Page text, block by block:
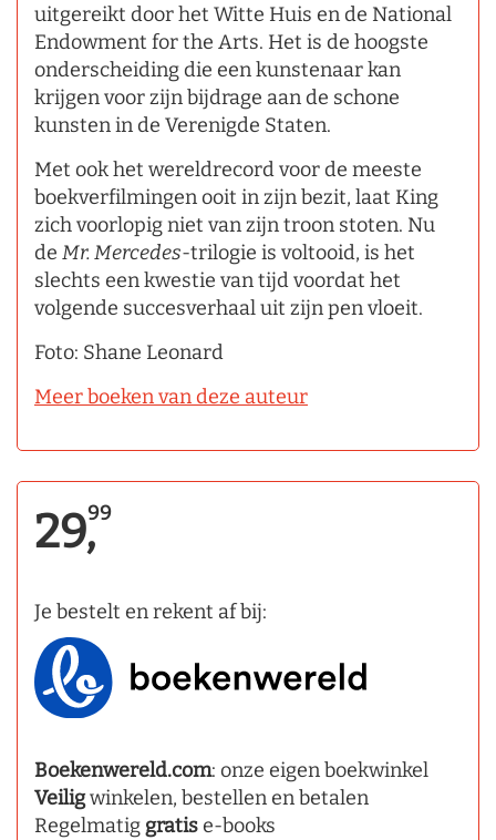
uitgereikt door het Witte Huis en de National
Endowment for the Arts. Het is de hoogste
onderscheiding die een kunstenaar kan
krijgen voor zijn bijdrage aan de schone
kunsten in de Verenigde Staten.
Met ook het wereldrecord voor de meeste
boekverfilmingen ooit in zijn bezit, laat King
zich voorlopig niet van zijn troon stoten. Nu
de Mr. Mercedes­-trilogie is voltooid, is het
slechts een kwestie van tijd voordat het
volgende succesverhaal uit zijn pen vloeit.
Foto: Shane Leonard
Meer boeken van deze auteur
29,99
Je bestelt en rekent af bij:
Boekenwereld.com: onze eigen boekwinkel
Veiligwinkelen, bestellen en betalen
Regelmatig gratise-books